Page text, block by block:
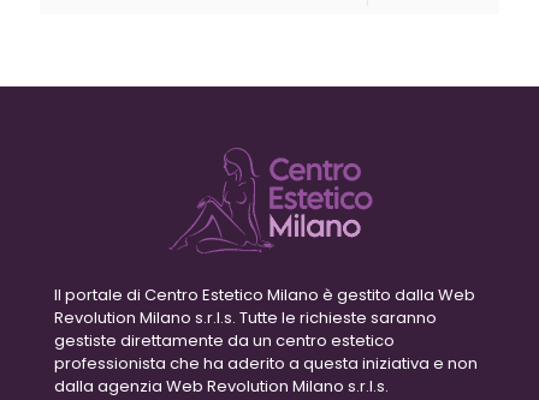
Il portale di Centro Estetico Milano è gestito dalla Web
Revolution Milano s.r.l.s. Tutte le richieste saranno
gestiste direttamente da un centro estetico
professionista che ha aderito a questa iniziativa e non
dalla agenzia Web Revolution Milano s.r.l.s.